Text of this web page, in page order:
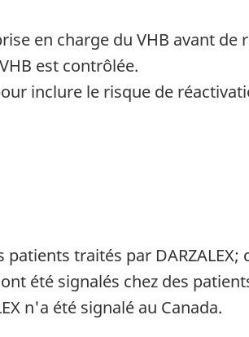
en charge du VHB avant
est contrôlée.
inclure le risque de
traités par DARZALEX;
été signalés chez des
n'a été signalé au Canada.